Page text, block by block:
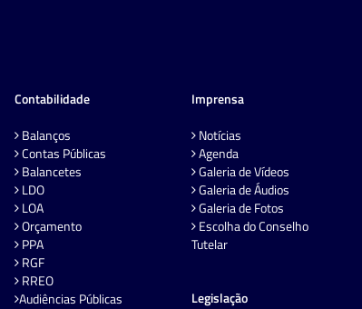
Contabilidade
Balanços
Contas Públicas
Balancetes
LDO
LOA
Orçamento
PPA
RGF
RREO
Audiências Públicas
Imprensa
Notícias
Agenda
Galeria de Vídeos
Galeria de Áudios
Galeria de Fotos
Escolha do Conselho
Tutelar
Legislação